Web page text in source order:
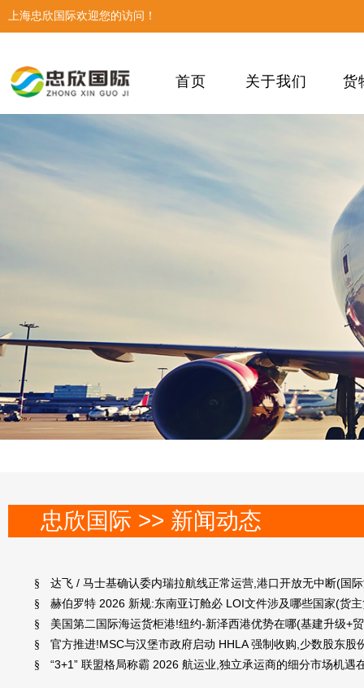
上海忠欣国际欢迎您的访问！
首页 关于我们 货
忠欣国际 >> 新闻动态
§ 达飞 / 马士基确认委内瑞拉航线正常运营,港口开放无中断(国
§ 赫伯罗特 2026 新规:东南亚订舱必 LOI文件涉及哪些国家(货
§ 美国第二国际海运货柜港!纽约-新泽西港优势在哪(基建升级+
§ 官方推进!MSC与汉堡市政府启动 HHLA 强制收购,少数股东
§ “3+1” 联盟格局称霸 2026 航运业,独立承运商的细分市场机